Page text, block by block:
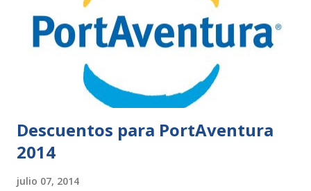
Descuentos para PortAventura
2014
julio 07, 2014